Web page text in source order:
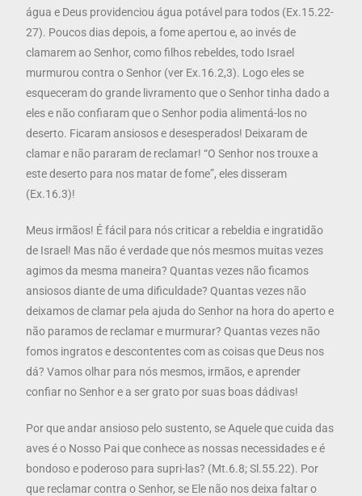
água e Deus providenciou água potável para todos (Ex.15.22-
27). Poucos dias depois, a fome apertou e, ao invés de
clamarem ao Senhor, como filhos rebeldes, todo Israel
murmurou contra o Senhor (ver Ex.16.2,3). Logo eles se
esqueceram do grande livramento que o Senhor tinha dado a
eles e não confiaram que o Senhor podia alimentá-los no
deserto. Ficaram ansiosos e desesperados! Deixaram de
clamar e não pararam de reclamar! “O Senhor nos trouxe a
este deserto para nos matar de fome”, eles disseram
(Ex.16.3)!
Meus irmãos! É fácil para nós criticar a rebeldia e ingratidão
de Israel! Mas não é verdade que nós mesmos muitas vezes
agimos da mesma maneira? Quantas vezes não ficamos
ansiosos diante de uma dificuldade? Quantas vezes não
deixamos de clamar pela ajuda do Senhor na hora do aperto e
não paramos de reclamar e murmurar? Quantas vezes não
fomos ingratos e descontentes com as coisas que Deus nos
dá? Vamos olhar para nós mesmos, irmãos, e aprender
confiar no Senhor e a ser grato por suas boas dádivas!
Por que andar ansioso pelo sustento, se Aquele que cuida das
aves é o Nosso Pai que conhece as nossas necessidades e é
bondoso e poderoso para supri-las? (Mt.6.8; Sl.55.22). Por
que reclamar contra o Senhor, se Ele não nos deixa faltar o